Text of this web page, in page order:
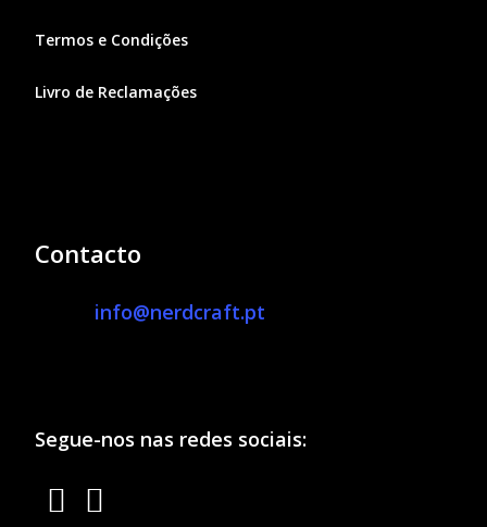
Termos e Condições
Livro de Reclamações
Contacto
info@nerdcraft.pt
Segue-nos nas redes sociais: